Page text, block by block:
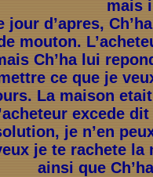
mais
jour d’apres,
mouton.
Ch’ha lui
ce que je
La maison
excede
je n’en
je te rachete la
ainsi que